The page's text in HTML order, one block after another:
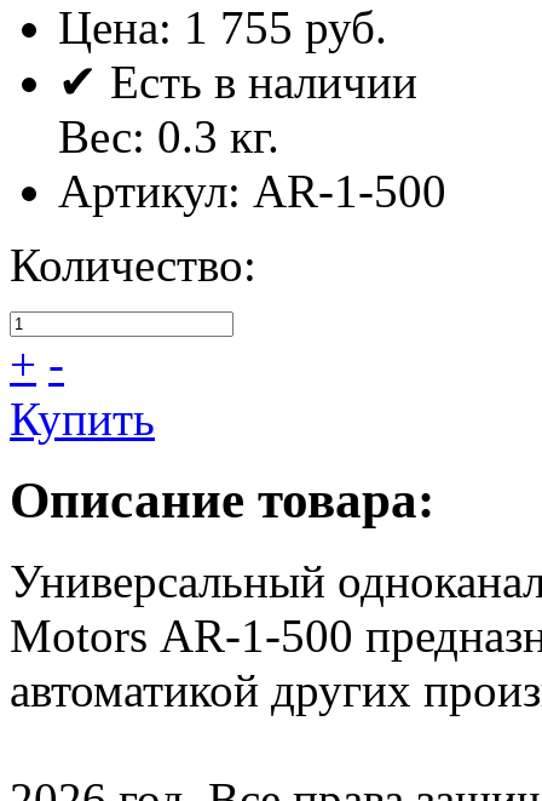
Цена: 1 755 руб.
✔ Есть в наличии
Вес: 0.3 кг.
Артикул: AR-1-500
Количество:
+ -
Купить
Описание товара:
Универсальный
Motors AR-1-500
автоматикой других